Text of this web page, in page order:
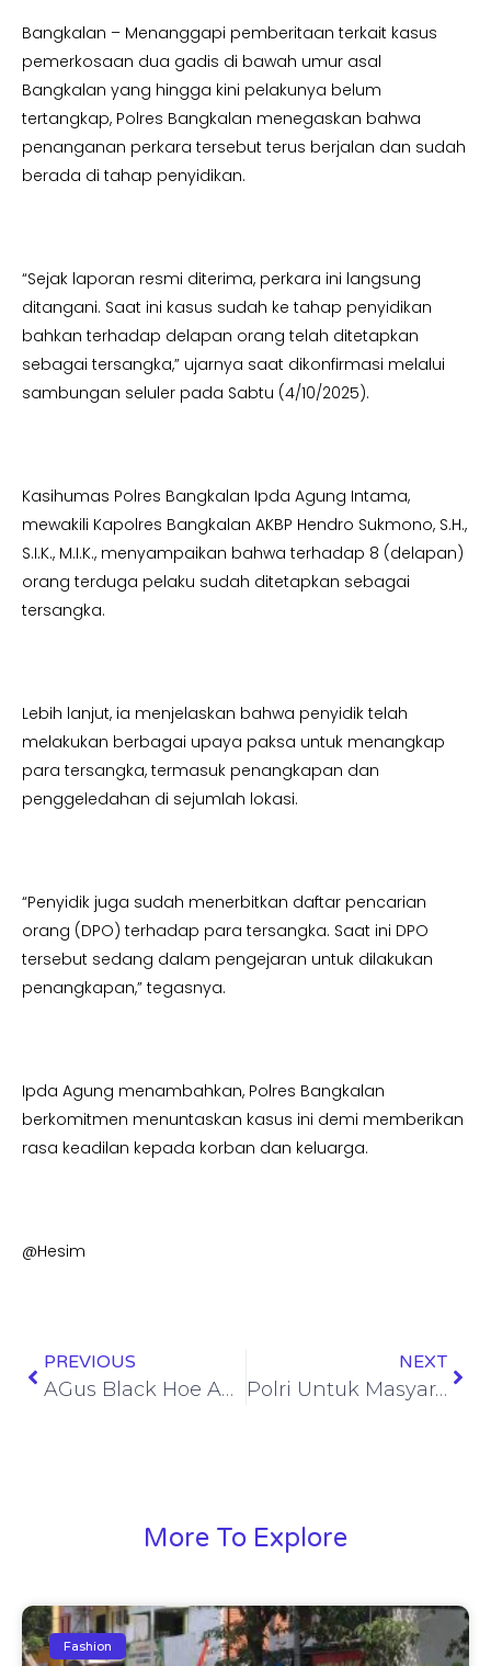
Bangkalan – Menanggapi pemberitaan terkait kasus
pemerkosaan dua gadis di bawah umur asal
Bangkalan yang hingga kini pelakunya belum
tertangkap, Polres Bangkalan menegaskan bahwa
penanganan perkara tersebut terus berjalan dan sudah
berada di tahap penyidikan.
“Sejak laporan resmi diterima, perkara ini langsung
ditangani. Saat ini kasus sudah ke tahap penyidikan
bahkan terhadap delapan orang telah ditetapkan
sebagai tersangka,” ujarnya saat dikonfirmasi melalui
sambungan seluler pada Sabtu (4/10/2025).
Kasihumas Polres Bangkalan Ipda Agung Intama,
mewakili Kapolres Bangkalan AKBP Hendro Sukmono, S.H.,
S.I.K., M.I.K., menyampaikan bahwa terhadap 8 (delapan)
orang terduga pelaku sudah ditetapkan sebagai
tersangka.
Lebih lanjut, ia menjelaskan bahwa penyidik telah
melakukan berbagai upaya paksa untuk menangkap
para tersangka, termasuk penangkapan dan
penggeledahan di sejumlah lokasi.
“Penyidik juga sudah menerbitkan daftar pencarian
orang (DPO) terhadap para tersangka. Saat ini DPO
tersebut sedang dalam pengejaran untuk dilakukan
penangkapan,” tegasnya.
Ipda Agung menambahkan, Polres Bangkalan
berkomitmen menuntaskan kasus ini demi memberikan
rasa keadilan kepada korban dan keluarga.
@Hesim
PREVIOUS
AGus Black Hoe Anggota DPRD Jatim Terseret Kasus Narkoba, AMI Soroti Penegakan Hukum Tebang Pilih
NEXT
Polri Untuk Masyarakat” Polresta Jambi dan Polsek Jajaran Laksanakan KRYD Dengan Patroli Malam Guna Ciptakan Sitkamtibmas
More To Explore
Fashion